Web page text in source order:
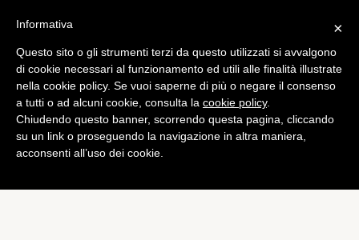
Mobile
Sony Tablet P disponibile
dal 4 marzo da AT&T
di Alessandro Moretti
×
Informativa
Questo sito o gli strumenti terzi da questo utilizzati si avvalgono
di cookie necessari al funzionamento ed utili alle finalità illustrate
nella cookie policy. Se vuoi saperne di più o negare il consenso
a tutti o ad alcuni cookie, consulta la cookie policy.
Chiudendo questo banner, scorrendo questa pagina, cliccando
su un link o proseguendo la navigazione in altra maniera,
acconsenti all’uso dei cookie.